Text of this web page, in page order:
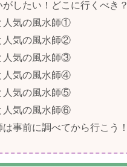
したい！どこに行くべき？
人気の風水師①
人気の風水師②
人気の風水師③
人気の風水師④
人気の風水師⑤
人気の風水師⑥
事前に調べてから行こう！